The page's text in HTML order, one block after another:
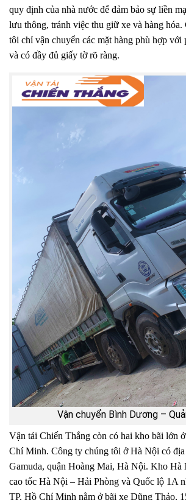
quy định của nhà nước để đảm bảo sự liền
lưu thông, tránh việc thu giữ xe và hàng
tôi chỉ vận chuyển các mặt hàng phù hợp với
và có đầy đủ giấy tờ rõ ràng.
Vận chuyển Bình Dương –
Vận tải Chiến Thắng còn có hai kho bãi lớn
Chí Minh. Công ty chúng tôi ở Hà Nội có địa
Gamuda, quận Hoàng Mai, Hà Nội. Kho Hà
cao tốc Hà Nội – Hải Phòng và Quốc lộ 1A
TP. Hồ Chí Minh nằm ở bãi xe Dũng Thảo,